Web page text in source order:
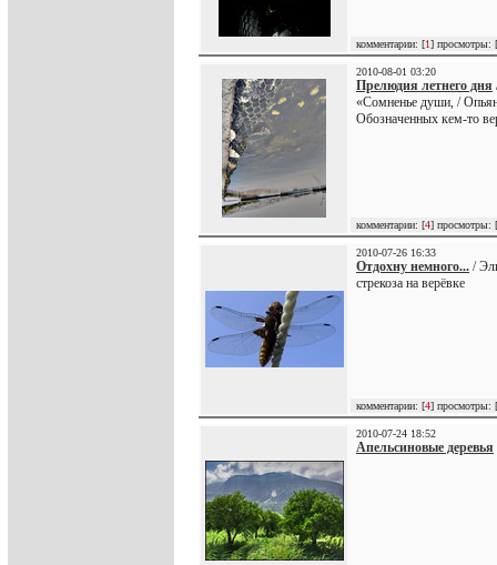
комментарии: [1] просмотры: [
2010-08-01 03:20
Прелюдия летнего дня
«Сомненье души, /
Обозначенных кем-то
комментарии: [4] просмотры: [
2010-07-26 16:33
Отдохну немного... /
стрекоза на верёвке
комментарии: [4] просмотры: [
2010-07-24 18:52
Апельсиновые деревья